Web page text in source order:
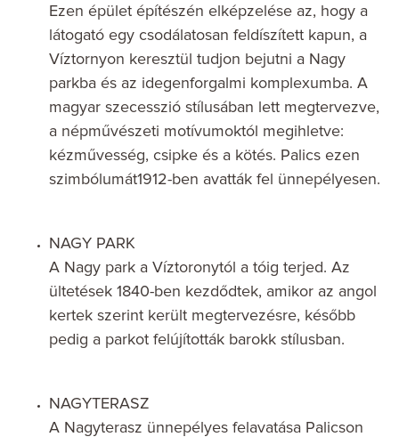
Ezen épület építészén elképzelése az, hogy a
látogató egy csodálatosan feldíszített kapun, a
Víztornyon keresztül tudjon bejutni a Nagy
parkba és az idegenforgalmi komplexumba. A
magyar szecesszió stílusában lett megtervezve,
a népművészeti motívumoktól megihletve:
kézművesség, csipke és a kötés. Palics ezen
szimbólumát1912-ben avatták fel ünnepélyesen.
NAGY PARK
A Nagy park a Víztoronytól a tóig terjed. Az
ültetések 1840-ben kezdődtek, amikor az angol
kertek szerint került megtervezésre, később
pedig a parkot felújították barokk stílusban.
NAGYTERASZ
A Nagyterasz ünnepélyes felavatása Palicson